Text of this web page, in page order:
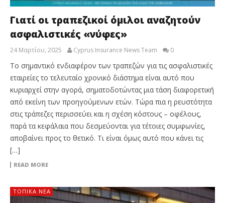
Γιατί οι τραπεζικοί όμιλοι αναζητούν
ασφαλιστικές «νύφες»
24 Μαρτίου, 2025 Cyprus Insurance News Team 0
Το σημαντικό ενδιαφέρον των τραπεζών για τις ασφαλιστικές
εταιρείες το τελευταίο χρονικό διάστημα είναι αυτό που
κυριαρχεί στην αγορά, σηματοδοτώντας μια τάση διαφορετική
από εκείνη των προηγούμενων ετών. Τώρα πια η ρευστότητα
στις τράπεζες περισσεύει και η σχέση κόστους – οφέλους,
παρά τα κεφάλαια που δεσμεύονται για τέτοιες συμφωνίες,
αποβαίνει προς το θετικό. Τι είναι όμως αυτό που κάνει τις
[…]
READ MORE
ΤΟΠΙΚΑ ΝΕΑ